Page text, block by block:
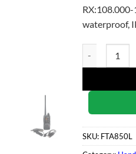
waterproof,
SKU: FTA850L